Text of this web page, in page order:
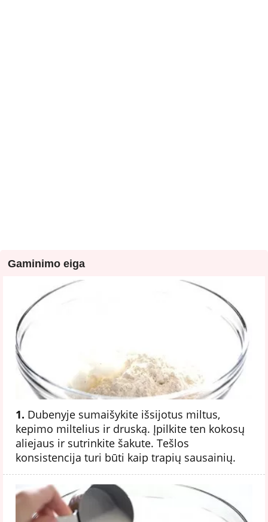
Gaminimo eiga
1. Dubenyje sumaišykite išsijotus miltus,
kepimo miltelius ir druską. Įpilkite ten kokosų
aliejaus ir sutrinkite šakute. Tešlos
konsistencija turi būti kaip trapių sausainių.